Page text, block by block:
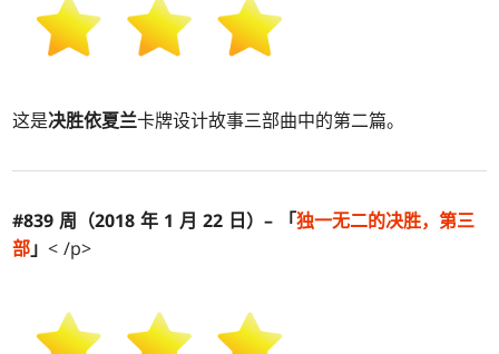
这是决胜依夏兰卡牌设计故事三部曲中的第二篇。
#839 周（2018 年 1 月 22 日）– 「独一无二的决胜，第三
部」< /p>